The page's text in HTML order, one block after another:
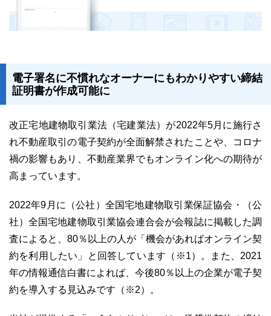
ニュース一覧 お役立ちブログ 資料ダウンロード
03-6689-1791
電子署名に不慣れなオーナーにもわかりやすい締結
証明書が作成可能に
改正宅地建物取引業法（宅建業法）が2022年5月に施行さ
れ不動産取引の電子契約が全面解禁されたことや、コロナ
禍の影響もあり、不動産業界でもオンライン化への期待が
高まっています。
2022年9月に（公社）全国宅地建物取引業保証協会・（公
社）全国宅地建物取引業協会連合会が会報誌に掲載した調
査によると、80％以上の人が「機会があればオンライン契
約を利用したい」と回答しています（※1）。また、2021
年の情報通信白書によれば、今後80％以上の企業が電子契
約を導入する見込みです（※2）。